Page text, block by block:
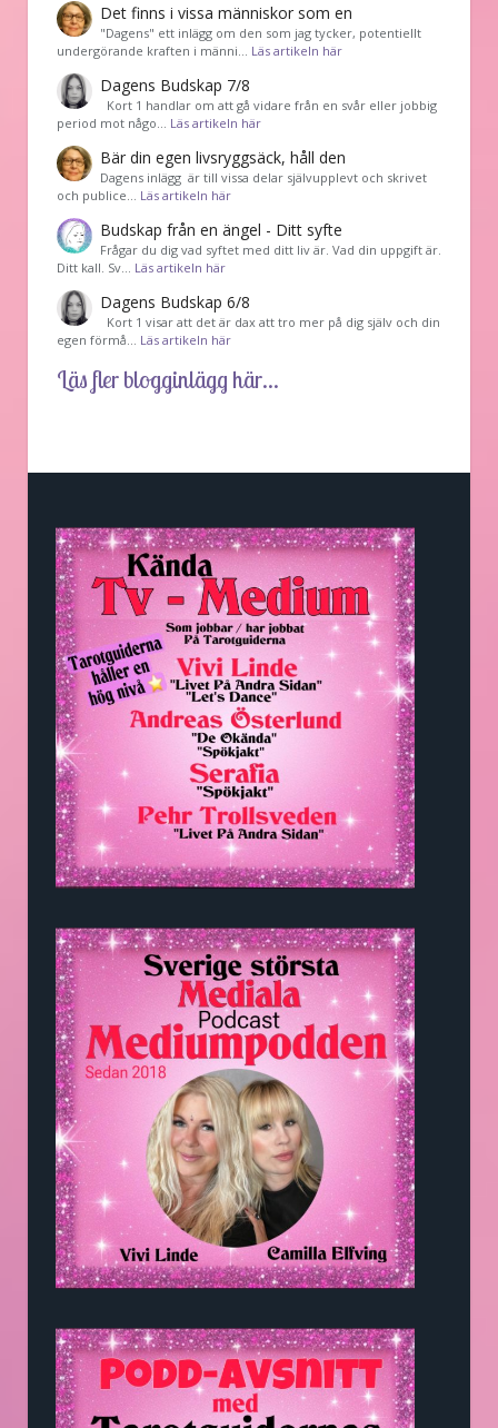
Det finns i vissa människor som en
"Dagens" ett inlägg om den som jag tycker, potentiellt
undergörande kraften i männi… Läs artikeln här
Dagens Budskap 7/8
Kort 1 handlar om att gå vidare från en svår eller jobbig
period mot någo… Läs artikeln här
Bär din egen livsryggsäck, håll den
Dagens inlägg är till vissa delar självupplevt och skrivet
och publice… Läs artikeln här
Budskap från en ängel - Ditt syfte
Frågar du dig vad syftet med ditt liv är. Vad din uppgift är.
Ditt kall. Sv… Läs artikeln här
Dagens Budskap 6/8
Kort 1 visar att det är dax att tro mer på dig själv och din
egen förmå… Läs artikeln här
Läs fler blogginlägg här...